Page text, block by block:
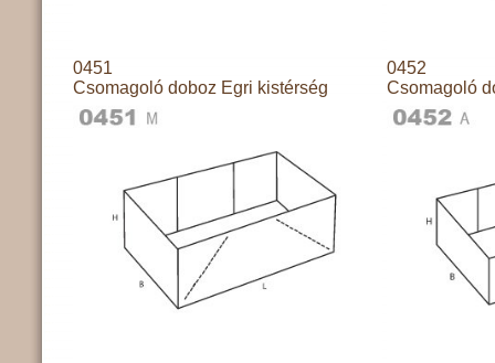
0451
Csomagoló doboz Egri kistérség
0452
Csomagoló